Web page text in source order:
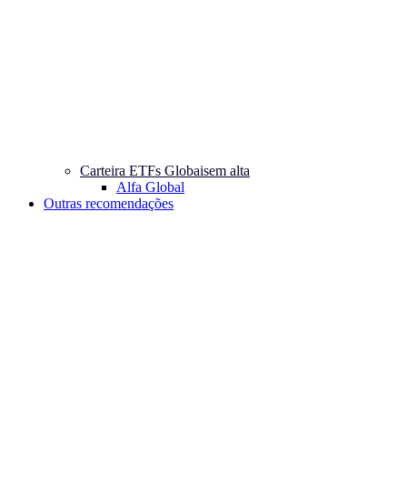
Carteira ETFs Globaisem alta
Alfa Global
Outras recomendações